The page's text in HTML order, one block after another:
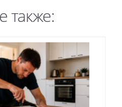
также: